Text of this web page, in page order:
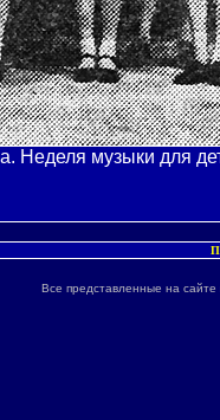
Неделя музыки для
Все представленные на